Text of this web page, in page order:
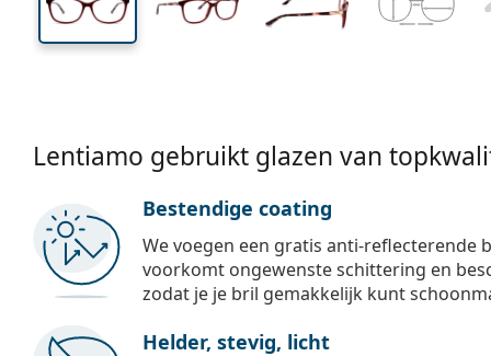
Lentiamo gebruikt glazen van
Bestendige coating
We voegen een gratis anti-reflecterende
voorkomt ongewenste schittering en
zodat je je bril gemakkelijk kunt
Helder, stevig, licht